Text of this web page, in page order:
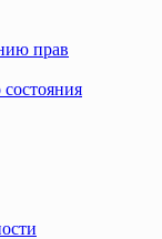
прав
состояния